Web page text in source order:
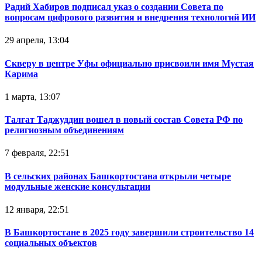
Радий Хабиров подписал указ о создании Совета по
вопросам цифрового развития и внедрения технологий ИИ
29 апреля, 13:04
Скверу в центре Уфы официально присвоили имя Мустая
Карима
1 марта, 13:07
Талгат Таджуддин вошел в новый состав Совета РФ по
религиозным объединениям
7 февраля, 22:51
В сельских районах Башкортостана открыли четыре
модульные женские консультации
12 января, 22:51
В Башкортостане в 2025 году завершили строительство 14
социальных объектов